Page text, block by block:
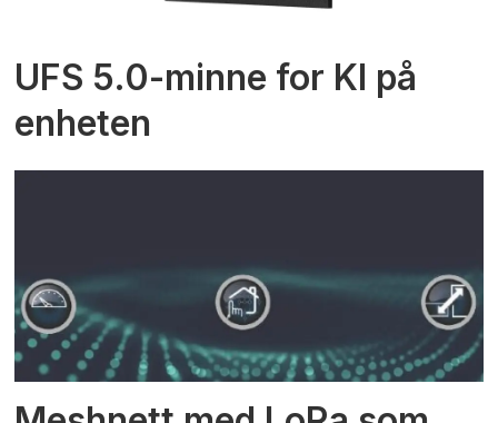
UFS 5.0-minne for KI på
enheten